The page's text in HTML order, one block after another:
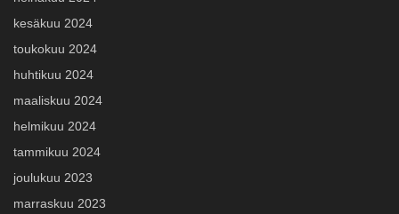
kesäkuu 2024
toukokuu 2024
huhtikuu 2024
maaliskuu 2024
helmikuu 2024
tammikuu 2024
joulukuu 2023
marraskuu 2023